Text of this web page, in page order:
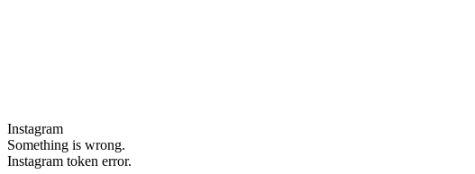
Instagram
Something is wrong.
Instagram token error.